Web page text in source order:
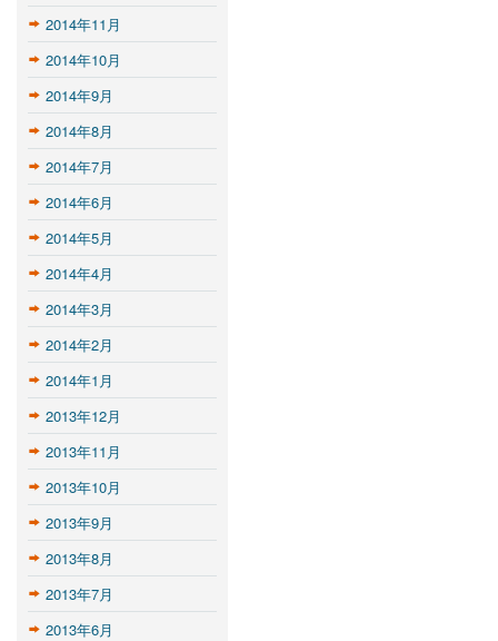
2014年11月
2014年10月
2014年9月
2014年8月
2014年7月
2014年6月
2014年5月
2014年4月
2014年3月
2014年2月
2014年1月
2013年12月
2013年11月
2013年10月
2013年9月
2013年8月
2013年7月
2013年6月